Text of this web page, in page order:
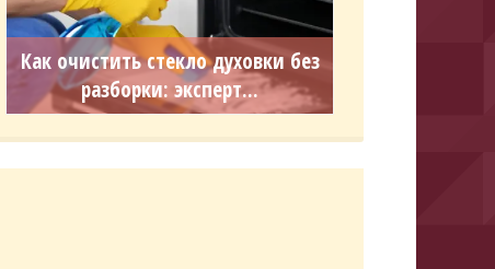
Как очистить стекло духовки без
разборки: эксперт...